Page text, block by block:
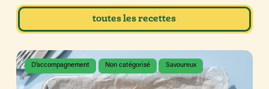
toutes les recettes
D’accompagnement Non catégorisé Savoureux